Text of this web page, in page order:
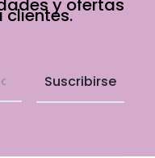
clientes.